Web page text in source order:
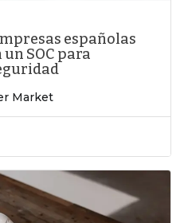
españolas
SOC para
Market